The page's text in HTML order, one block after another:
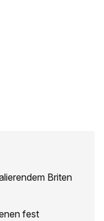
Briten
fest